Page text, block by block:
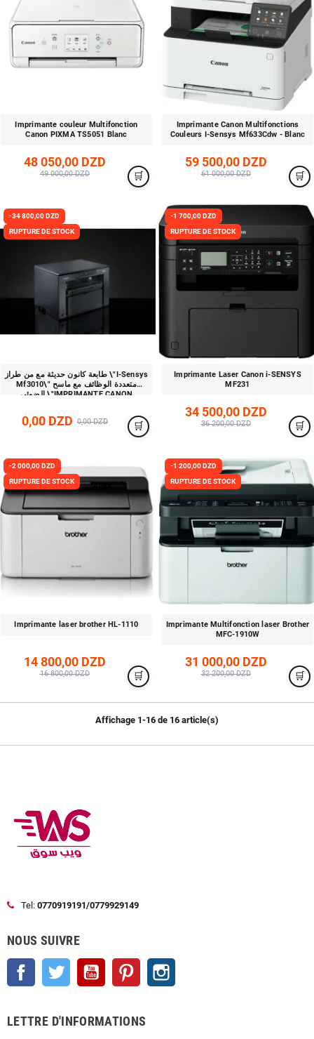
Imprimante couleur Multifonction
Canon PIXMA TS5051 Blanc
48 050,00 DZD
49 000,00 DZD
Imprimante Canon Multifonctions
Couleurs I-Sensys Mf633Cdw - Blanc
59 500,00 DZD
61 000,00 DZD
-34 800,00 DZD
RUPTURE DE STOCK
طابعة كانون حديثة مع من طراز \"I-Sensys
Mf3010\" متعددة الوظائف مع ماسح
الضوئي \"IMPRIMANTE CANON
0,00 DZD 0,00 DZD
-1 700,00 DZD
RUPTURE DE STOCK
Imprimante Laser Canon i-SENSYS
MF231
34 500,00 DZD
36 200,00 DZD
-2 000,00 DZD
RUPTURE DE STOCK
Imprimante laser brother HL-1110
14 800,00 DZD
16 800,00 DZD
-1 200,00 DZD
RUPTURE DE STOCK
Imprimante Multifonction laser Brother
MFC-1910W
31 000,00 DZD
32 200,00 DZD
Affichage 1-16 de 16 article(s)
Tel: 0770919191/0779929149
NOUS SUIVRE
Facebook Twitter YouTube Pinterest
LETTRE D'INFORMATIONS